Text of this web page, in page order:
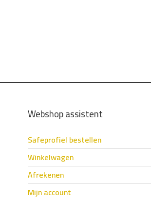
Webshop assistent
Safeprofiel bestellen
Winkelwagen
Afrekenen
Mijn account